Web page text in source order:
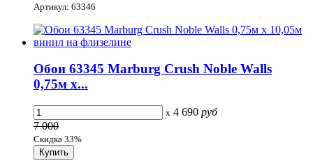
Артикул: 63346
Обои 63345 Marburg Crush Noble Walls
0,75м x...
x 4 690 руб
7 000
Скидка 33%